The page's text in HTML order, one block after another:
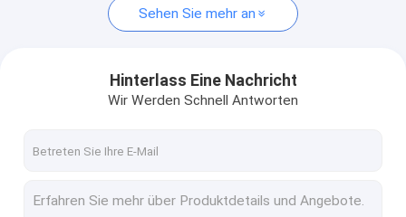
byd Elektroauto
Chery Auto
Lixiang Elektroauto
Sehen Sie mehr an
Hinterlass Eine Nachricht
Wir Werden Schnell Antworten